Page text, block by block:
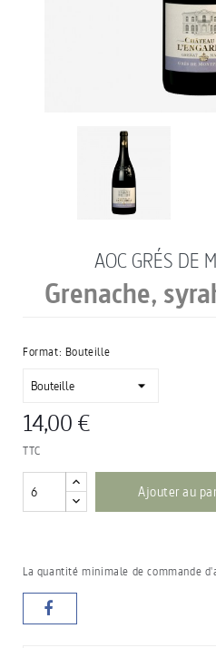
AOC GRÉS DE
Grenache,
Format: Bouteille
14,00 €
TTC
Ajouter au
La quantité minimale de commande